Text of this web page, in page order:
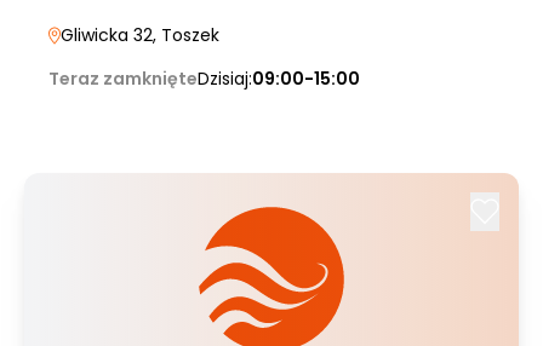
Gliwicka 32, Toszek
Teraz zamknięteDzisiaj:09:00-15:00